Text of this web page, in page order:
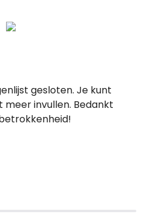
gesloten. Je kunt
meer invullen. Bedankt